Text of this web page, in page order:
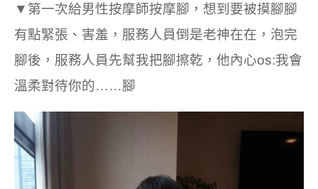
▼第一次給男性按摩師按摩腳，想到要被摸腳腳
有點緊張、害羞，服務人員倒是老神在在，泡完
腳後，服務人員先幫我把腳擦乾，他內心os:我會
溫柔對待你的……腳